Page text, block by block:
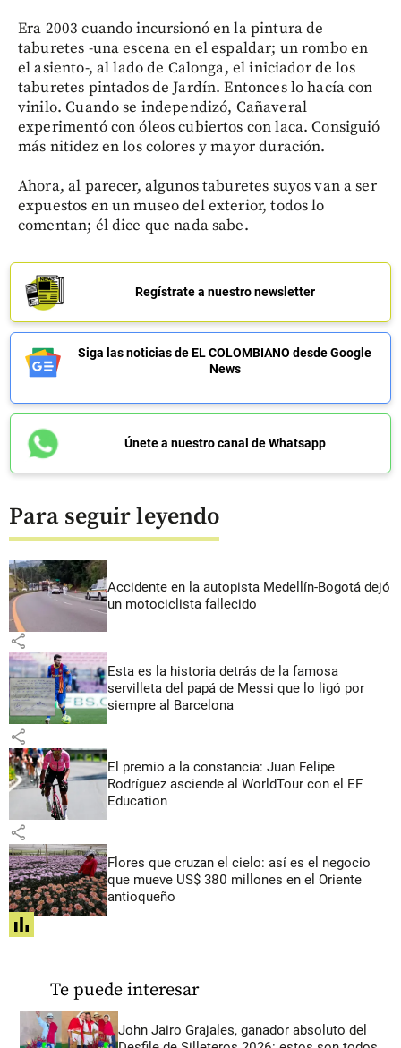
Era 2003 cuando incursionó en la pintura de
taburetes -una escena en el espaldar; un rombo en
el asiento-, al lado de Calonga, el iniciador de los
taburetes pintados de Jardín. Entonces lo hacía con
vinilo. Cuando se independizó, Cañaveral
experimentó con óleos cubiertos con laca. Consiguió
más nitidez en los colores y mayor duración.
Ahora, al parecer, algunos taburetes suyos van a ser
expuestos en un museo del exterior, todos lo
comentan; él dice que nada sabe.
Regístrate a nuestro newsletter
Siga las noticias de EL COLOMBIANO desde Google
News
Únete a nuestro canal de Whatsapp
Para seguir leyendo
Accidente en la autopista Medellín-Bogotá dejó
un motociclista fallecido
share
Esta es la historia detrás de la famosa
servilleta del papá de Messi que lo ligó por
siempre al Barcelona
share
El premio a la constancia: Juan Felipe
Rodríguez asciende al WorldTour con el EF
Education
share
Flores que cruzan el cielo: así es el negocio
que mueve US$ 380 millones en el Oriente
antioqueño
share
Te puede interesar
John Jairo Grajales, ganador absoluto del